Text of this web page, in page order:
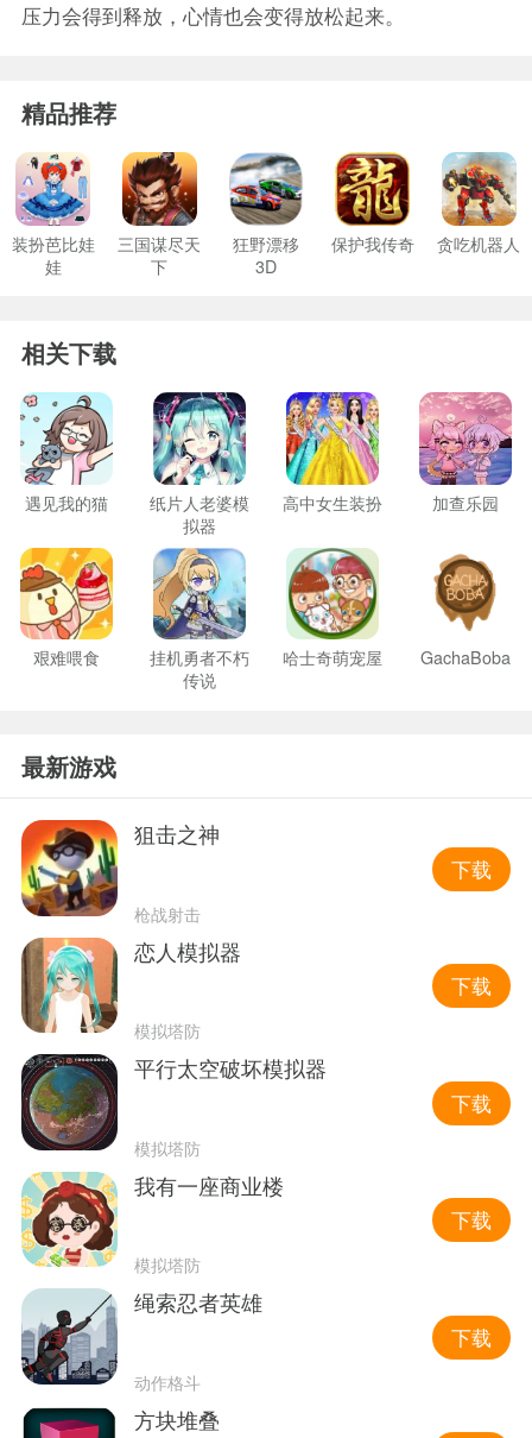
压力会得到释放，心情也会变得放松起来。
精品推荐
装扮芭比娃
娃
三国谋尽天
下
狂野漂移
3D
保护我传奇 贪吃机器人
相关下载
遇见我的猫
纸片人老婆模
拟器
高中女生装扮 加查乐园
艰难喂食
挂机勇者不朽
传说
哈士奇萌宠屋 GachaBoba
最新游戏
狙击之神
枪战射击
下载
恋人模拟器
模拟塔防
下载
平行太空破坏模拟器
模拟塔防
下载
我有一座商业楼
模拟塔防
下载
绳索忍者英雄
动作格斗
下载
方块堆叠